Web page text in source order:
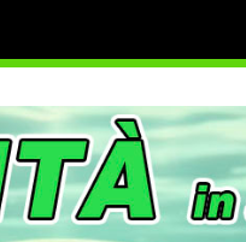
PESCA ,SHAD ,SOFTBAIT